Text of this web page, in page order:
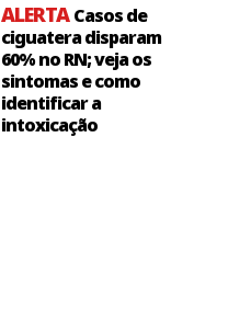
ALERTACasos de
ciguatera disparam
60% no RN; veja os
sintomas e como
identificar a
intoxicação